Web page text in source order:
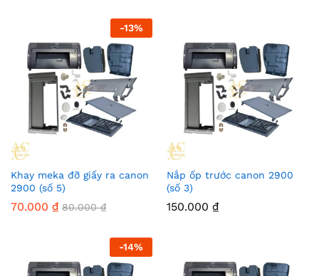
-13%
Khay meka đỡ giấy ra canon
2900 (số 5)
70.000 ₫ 80.000₫
Nắp ốp trước canon 2900
(số 3)
150.000 ₫
-14%